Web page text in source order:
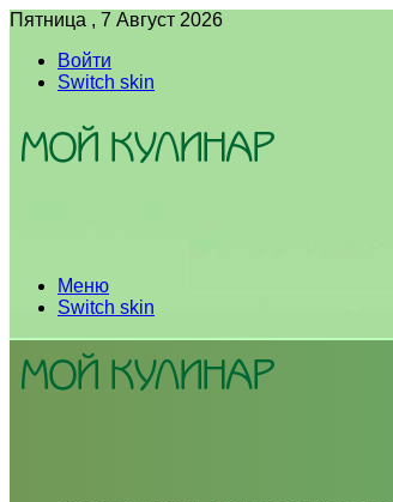
Пятница , 7 Август 2026
Войти
Switch skin
Меню
Switch skin